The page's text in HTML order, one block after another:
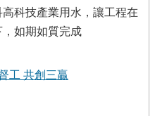
科技產業用水，讓工程在
如期如質完成
工 共創三贏